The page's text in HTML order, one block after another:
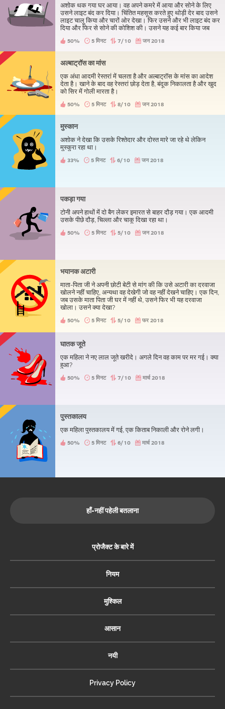
अशोक थक गया घर आया। वह अपने कमरे में आया और सोने के लिए
उसने लाइट बंद कर दिया। चिंतित महसूस करते हुए थोड़ी देर बाद उसने
लाइट चालू किया और चारों ओर देखा। फिर उसने और भी लाइट बंद कर
दिया और फिर से सोने की कोशिश की। उसने यह कई बार किया जब
50% 5 मिनट 7/10 जन 2018
अल्बाट्रॉस का मांस
एक अंधा आदमी रेस्तरां में चलता है और अल्बाट्रॉस के मांस का आदेश
देता है। खाने के बाद वह रेस्तरां छोड़ देता है, बंदूक निकालता है और खुद
को सिर में गोली मारता है।
50% 5 मिनट 8/10 जन 2018
मुस्कान
अशोक ने देखा कि उसके रिश्तेदार और दोस्त मारे जा रहे थे लेकिन
मुस्कुरा रहा था।
33% 5 मिनट 6/10 जन 2018
पकड़ा गया
टोनी अपने हाथों में दो बैग लेकर इमारत से बाहर दौड़ गया। एक आदमी
उसके पीछे दौड़, चिल्ला और चाकू दिखा रहा था।
50% 5 मिनट 5/10 जन 2018
भयानक अटारी
माता-पिता जी ने अपनी छोटी बेटी से मांग की कि उसे अटारी का दरवाजा
खोलने नहीं चाहिए, अन्यथा वह देखेगी जो वह नहीं देखने चाहिए। एक दिन,
जब उसके माता पिता जी घर में नहीं थे, उसने फिर भी यह दरवाजा
खोला। उसने क्या देखा?
50% 5 मिनट 5/10 फर 2018
घातक जूते
एक महिला ने नए लाल जूते खरीदे। अगले दिन वह काम पर मर गई। क्या
हुआ?
50% 5 मिनट 7/10 मार्च 2018
पुस्तकालय
एक महिला पुस्तकालय में गई, एक किताब निकाली और रोने लगी।
50% 5 मिनट 6/10 मार्च 2018
हाँ-नहीं पहेली बतलाना
प्रोजैक्ट के बारे में
नियम
मुश्किल
आसान
नयी
Privacy Policy